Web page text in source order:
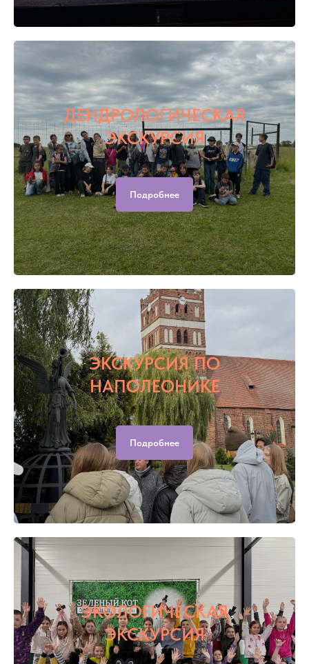
ДЕНДРОЛОГИЧЕСКАЯ
ЭКСКУРСИЯ
Подробнее
ЭКСКУРСИЯ ПО
НАПОЛЕОНИКЕ
Подробнее
ЭКОЛОГИЧЕСКАЯ
ЭКСКУРСИЯ